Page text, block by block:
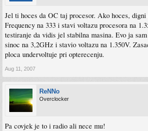
Jel ti hoces da OC taj procesor. Ako hoces,
Frequency na 333 i stavi voltazu procesora na
testiranje da vidis jel stabilna masina. Evo ja
sinoc na 3,2GHz i stavio voltazu na 1.350V.
ploca undervoltuje pri opterecenju.
Aug 11, 2007
ReNNo
Overclocker
Pa covjek je to i radio ali nece mu!